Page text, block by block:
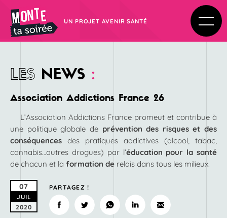
UN PROJET AVENIR SANTÉ
LES NEWS :
Association Addictions France 26
L’Association Addictions France promeut et contribue à
une politique globale de prévention des risques et des
conséquences des pratiques addictives (alcool, tabac,
cannabis…autres drogues) par l’éducation pour la santé
de chacun et la formation de relais dans tous les milieux.
07
JUIL
2020
PARTAGEZ !